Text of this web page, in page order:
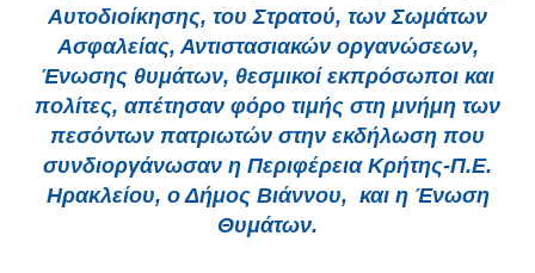
Αυτοδιοίκησης, του Στρατού, των Σωμάτων
Ασφαλείας, Αντιστασιακών οργανώσεων,
Ένωσης θυμάτων, θεσμικοί εκπρόσωποι και
πολίτες, απέτησαν φόρο τιμής στη μνήμη των
πεσόντων πατριωτών στην εκδήλωση που
συνδιοργάνωσαν η Περιφέρεια Κρήτης-Π.Ε.
Ηρακλείου, ο Δήμος Βιάννου, και η Ένωση
Θυμάτων.